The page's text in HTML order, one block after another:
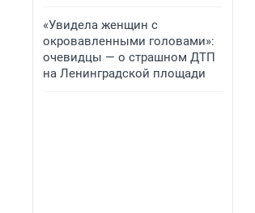
«Увидела женщин с
окровавленными головами»:
очевидцы — о страшном ДТП
на Ленинградской площади